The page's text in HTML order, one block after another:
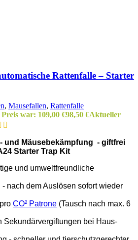
Rattenfalle – Starter
, Mausefallen, Rattenfalle
war: 109,00 €98,50 €Aktueller
und Mäusebekämpfung - giftfrei
Starter Trap Kit
und umweltfreundliche
nach dem Auslösen sofort wieder
CO² Patrone (Tausch nach max. 6
Sekundärvergiftungen bei Haus-